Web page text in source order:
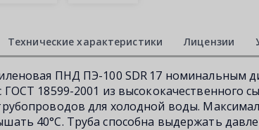
Технические характеристики Лицензии
ПНД ПЭ-100 SDR 17 номинальным
ГОСТ 18599-2001 из высококачественного
для холодной воды.
40°С. Труба способна выдержать